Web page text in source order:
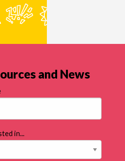
and News
in...